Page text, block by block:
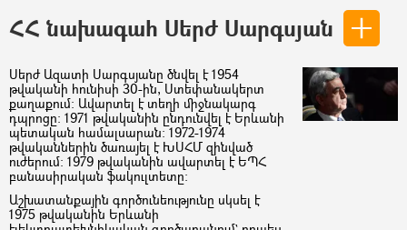
ՀՀ նախագահ Սերժ Սարգսյան
Սերժ Ազատի Սարգսյանը ծնվել է 1954
թվականի հունիսի 30-ին, Ստեփանակերտ
քաղաքում: Ավարտել է տեղի միջնակարգ
դպրոցը: 1971 թվականին ընդունվել է Երևանի
պետական համալսարան: 1972-1974
թվականներին ծառայել է ԽՍՀՄ զինված
ուժերում: 1979 թվականին ավարտել է ԵՊՀ
բանասիրական ֆակուլտետը:
Աշխատանքային գործունեությունը սկսել է
1975 թվականին Երևանի